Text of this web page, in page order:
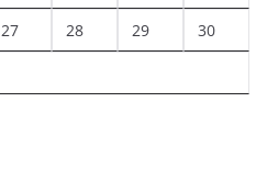
27 28 29 30